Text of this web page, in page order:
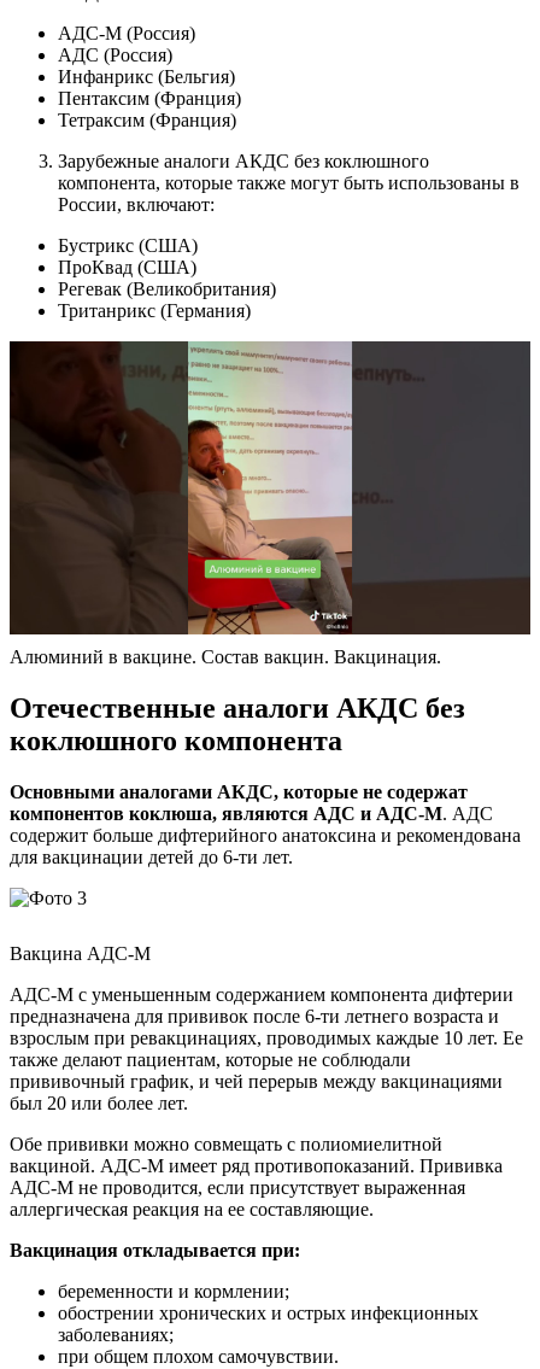
АДС-М (Россия)
АДС (Россия)
Инфанрикс (Бельгия)
Пентаксим (Франция)
Тетраксим (Франция)
Зарубежные аналоги АКДС без коклюшного
компонента, которые также могут быть использованы в
России, включают:
Бустрикс (США)
ПроКвад (США)
Регевак (Великобритания)
Тританрикс (Германия)
Алюминий в вакцине. Состав вакцин. Вакцинация.
Отечественные аналоги АКДС без
коклюшного компонента
Основными аналогами АКДС, которые не содержат
компонентов коклюша, являются АДС и АДС-М. АДС
содержит больше дифтерийного анатоксина и рекомендована
для вакцинации детей до 6-ти лет.
Вакцина АДС-М
АДС-М с уменьшенным содержанием компонента дифтерии
предназначена для прививок после 6-ти летнего возраста и
взрослым при ревакцинациях, проводимых каждые 10 лет. Ее
также делают пациентам, которые не соблюдали
прививочный график, и чей перерыв между вакцинациями
был 20 или более лет.
Обе прививки можно совмещать с полиомиелитной
вакциной. АДС-М имеет ряд противопоказаний. Прививка
АДС-М не проводится, если присутствует выраженная
аллергическая реакция на ее составляющие.
Вакцинация откладывается при:
беременности и кормлении;
обострении хронических и острых инфекционных
заболеваниях;
при общем плохом самочувствии.